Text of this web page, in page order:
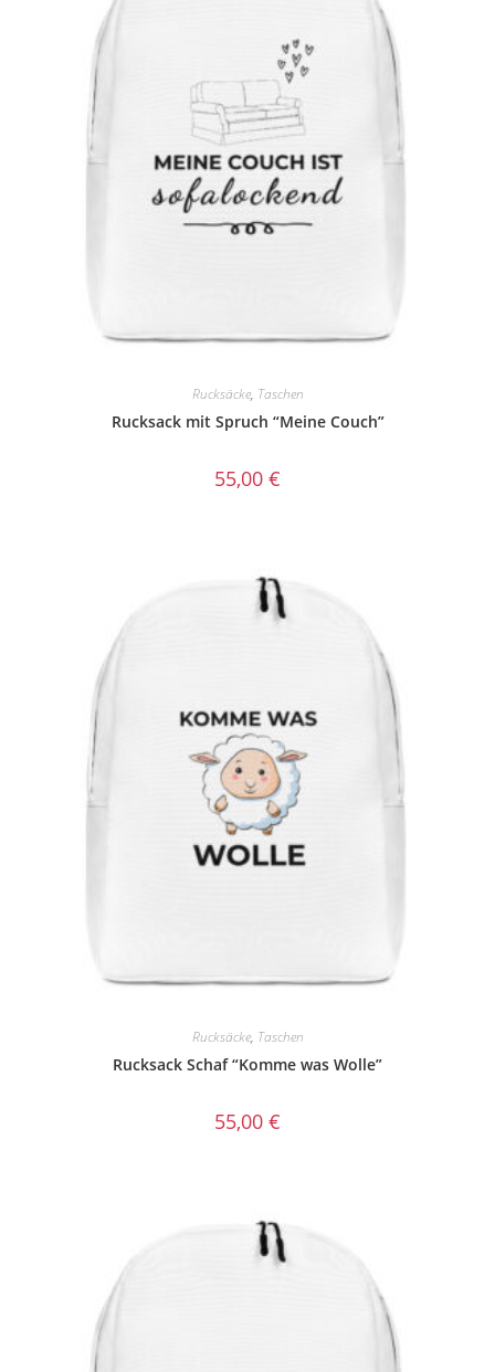
Rucksäcke, Taschen
Rucksack mit Spruch “Meine Couch”
55,00 €
Rucksäcke, Taschen
Rucksack Schaf “Komme was Wolle”
55,00 €